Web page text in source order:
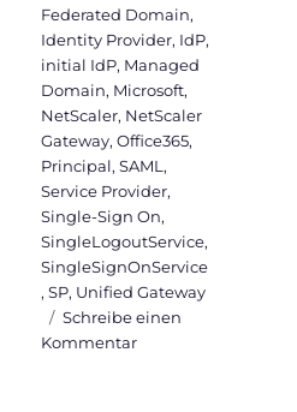
Federated Domain,
Identity Provider, IdP,
initial IdP, Managed
Domain, Microsoft,
NetScaler, NetScaler
Gateway,Office365,
Principal,SAML ,
Service Provider,
Single-Sign On,
SingleLogoutService,
SingleSignOnService
,SP, Unified Gateway
Schreibe einen
Kommentarzu